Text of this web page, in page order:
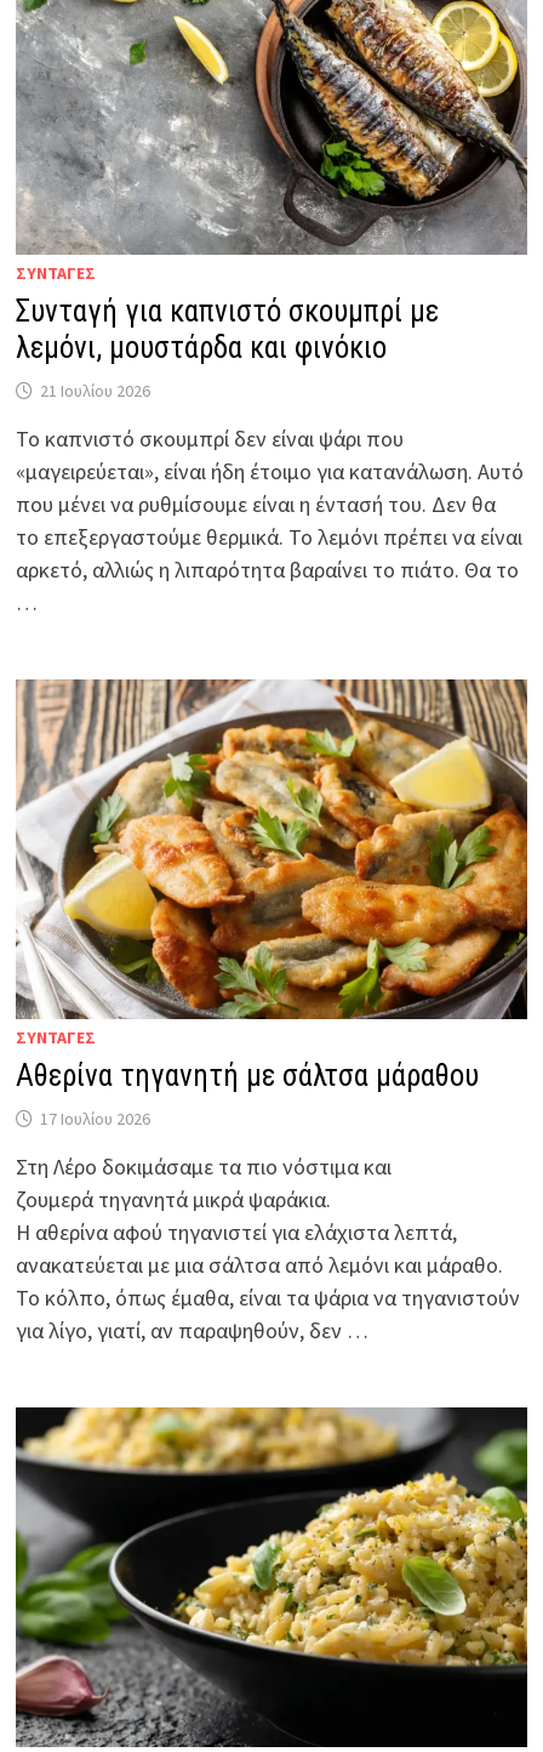
ΣΥΝΤΑΓΕΣ
Συνταγή για καπνιστό σκουμπρί με
λεμόνι, μουστάρδα και φινόκιο
21 Ιουλίου 2026
Το καπνιστό σκουμπρί δεν είναι ψάρι που
«μαγειρεύεται», είναι ήδη έτοιμο για κατανάλωση. Αυτό
που μένει να ρυθμίσουμε είναι η έντασή του. Δεν θα
το επεξεργαστούμε θερμικά. Το λεμόνι πρέπει να είναι
αρκετό, αλλιώς η λιπαρότητα βαραίνει το πιάτο. Θα το
…
ΣΥΝΤΑΓΕΣ
Αθερίνα τηγανητή με σάλτσα μάραθου
17 Ιουλίου 2026
Στη Λέρο δοκιμάσαμε τα πιο νόστιμα και
ζουμερά τηγανητά μικρά ψαράκια.
Η αθερίνα αφού τηγανιστεί για ελάχιστα λεπτά,
ανακατεύεται με μια σάλτσα από λεμόνι και μάραθο.
Το κόλπο, όπως έμαθα, είναι τα ψάρια να τηγανιστούν
για λίγο, γιατί, αν παραψηθούν, δεν …